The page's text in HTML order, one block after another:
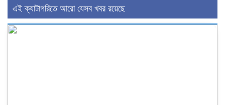
এই ক্যাটাগরিতে আরো যেসব খবর রয়েছে